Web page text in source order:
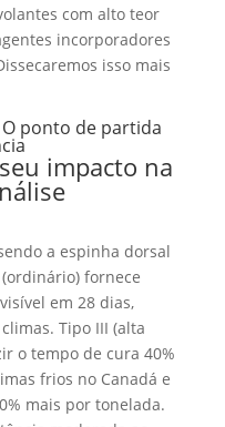
com alto teor
incorporadores
isso mais
ponto de partida
impacto na
a espinha dorsal
fornece
em 28 dias,
Tipo III (alta
o tempo de cura 40%
frios no Canadá e
mais por tonelada.